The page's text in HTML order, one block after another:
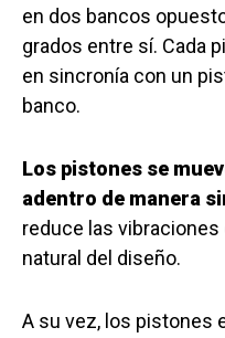
en dos bancos
grados entre sí. Cada
en sincronía con un
banco.
Los pistones se
adentro de manera
reduce las
natural del diseño.
A su vez, los pistones